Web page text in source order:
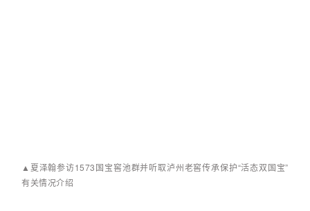
▲夏泽翰参访1573国宝窖池群并听取泸州老窖传承保护“活态双国宝”
有关情况介绍